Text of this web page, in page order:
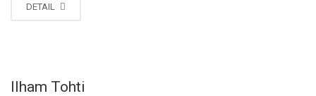
DETAIL
Ilham Tohti